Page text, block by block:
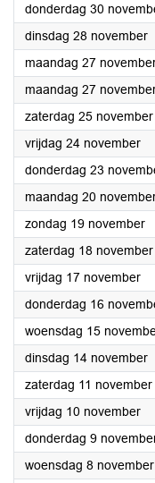
donderdag 30
dinsdag 28 november
maandag 27
maandag 27
zaterdag 25 november
vrijdag 24 november
donderdag 23
maandag 20
zondag 19 november
zaterdag 18 november
vrijdag 17 november
donderdag 16
woensdag 15
dinsdag 14 november
zaterdag 11 november
vrijdag 10 november
donderdag 9
woensdag 8 november